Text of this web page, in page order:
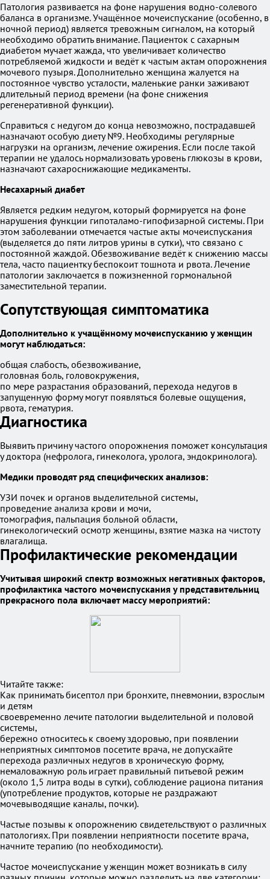
Патология развивается на фоне нарушения водно-солевого
баланса в организме. Учащённое мочеиспускание (особенно, в
ночной период) является тревожным сигналом, на который
необходимо обратить внимание. Пациенток с сахарным
диабетом мучает жажда, что увеличивает количество
потребляемой жидкости и ведёт к частым актам опорожнения
мочевого пузыря. Дополнительно женщина жалуется на
постоянное чувство усталости, маленькие ранки заживают
длительный период времени (на фоне снижения
регенеративной функции).
Справиться с недугом до конца невозможно, пострадавшей
назначают особую диету №9. Необходимы регулярные
нагрузки на организм, лечение ожирения. Если после такой
терапии не удалось нормализовать уровень глюкозы в крови,
назначают сахароснижающие медикаменты.
Несахарный диабет
Является редким недугом, который формируется на фоне
нарушения функции гипоталамо-гипофизарной системы. При
этом заболевании отмечается частые акты мочеиспускания
(выделяется до пяти литров урины в сутки), что связано с
постоянной жаждой. Обезвоживание ведёт к снижению массы
тела, часто пациентку беспокоит тошнота и рвота. Лечение
патологии заключается в пожизненной гормональной
заместительной терапии.
Сопутствующая симптоматика
Дополнительно к учащённому мочеиспусканию у женщин
могут наблюдаться:
общая слабость, обезвоживание,
головная боль, головокружения,
по мере разрастания образований, перехода недугов в
запущенную форму могут появляться болевые ощущения,
рвота, гематурия.
Диагностика
Выявить причину частого опорожнения поможет консультация
у доктора (нефролога, гинеколога, уролога, эндокринолога).
Медики проводят ряд специфических анализов:
УЗИ почек и органов выделительной системы,
проведение анализа крови и мочи,
томография, пальпация больной области,
гинекологический осмотр женщины, взятие мазка на чистоту
влагалища.
Профилактические рекомендации
Учитывая широкий спектр возможных негативных факторов,
профилактика частого мочеиспускания у представительниц
прекрасного пола включает массу мероприятий:
Читайте также:
Как принимать бисептол при бронхите, пневмонии, взрослым
и детям
своевременно лечите патологии выделительной и половой
системы,
бережно относитесь к своему здоровью, при появлении
неприятных симптомов посетите врача, не допускайте
перехода различных недугов в хроническую форму,
немаловажную роль играет правильный питьевой режим
(около 1,5 литра воды в сутки), соблюдение рациона питания
(употребление продуктов, которые не раздражают
мочевыводящие каналы, почки).
Частые позывы к опорожнению свидетельствуют о различных
патологиях. При появлении неприятности посетите врача,
начните терапию (по необходимости).
Частое мочеиспускание у женщин может возникать в силу